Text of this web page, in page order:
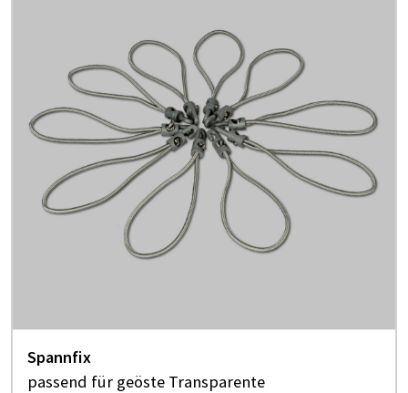
Spannfix
passend für geöste Transparente